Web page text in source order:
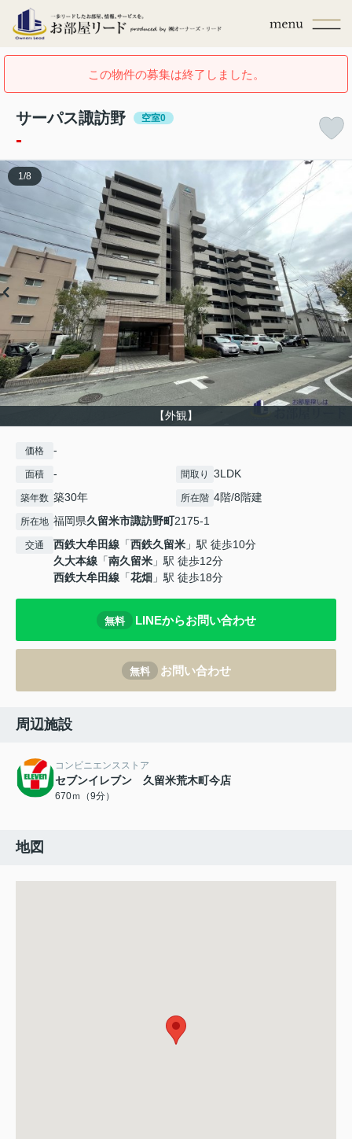
この物件の募集は終了しました。
サーパス諏訪野 空室0
-
【外観】
1 /8
価格 -
面積 - 間取り 3LDK
築年数 築30年 所在階 4階/8階建
所在地 福岡県久留米市諏訪野町2175-1
交通 西鉄大牟田線 「西鉄久留米 」駅 徒歩10分
久大本線 「南久留米 」駅 徒歩12分
西鉄大牟田線 「花畑 」駅 徒歩18分
無料 LINEからお問い合わせ
無料 お問い合わせ
周辺施設
コンビニエンスストア
セブンイレブン 久留米荒木町今店
670ｍ（9分）
地図